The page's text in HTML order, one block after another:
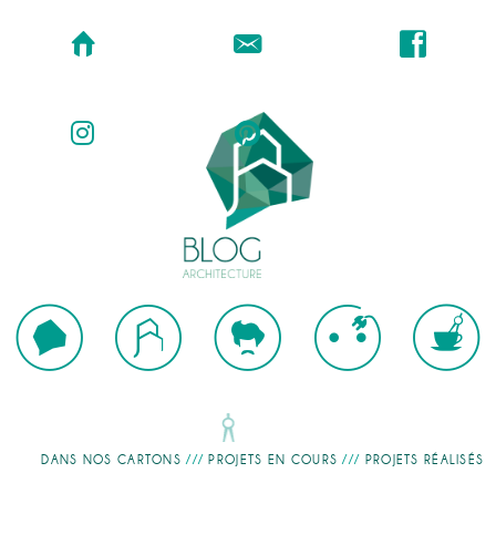
DANS NOS CARTONS /// PROJETS EN COURS /// PROJETS RÉALISÉS